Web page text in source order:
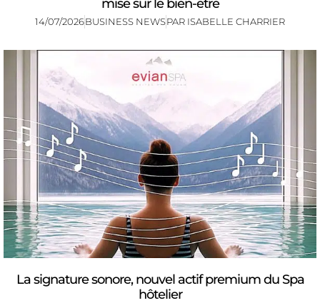
mise sur le bien-être
14/07/2026BUSINESS NEWSPAR ISABELLE CHARRIER
La signature sonore, nouvel actif premium du Spa
hôtelier